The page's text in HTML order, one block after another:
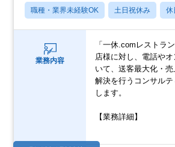
職種・業界未経験OK 土日祝休み 休
業務内容
「一休.comレストラ
店様に対し、電話や
いて、送客最大化・
解決を行うコンサル
します。
【業務詳細】